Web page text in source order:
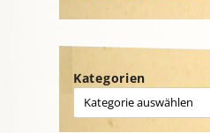
Kategorien